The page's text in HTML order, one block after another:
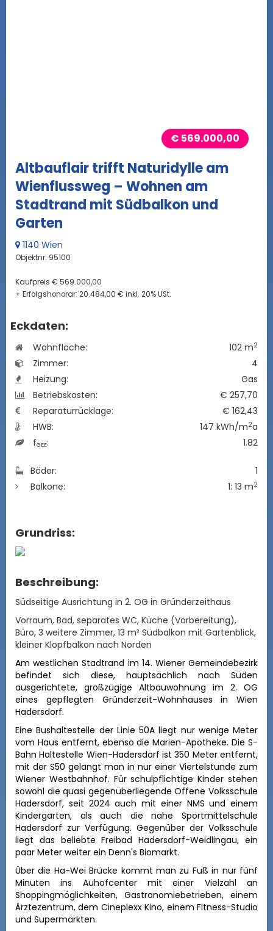
€ 569.000,00
Altbauflair trifft Naturidylle am
Wienflussweg – Wohnen am
Stadtrand mit Südbalkon und
Garten
1140 Wien
Objektnr: 95100
Kaufpreis € 569.000,00
+ Erfolgshonorar: 20.484,00 € inkl. 20% USt.
Eckdaten:
Wohnfläche: 102 m2
Zimmer:
4
Heizung:
Gas
Betriebskosten:
€ 257,70
Reparaturrücklage:
€ 162,43
HWB:
147 kWh/m2a
fGEE: 1.82
Bäder:
1
Balkone:
1: 13 m2
Grundriss:
Beschreibung:
Südseitige Ausrichtung in 2. OG in Gründerzeithaus
Vorraum, Bad, separates WC, Küche (Vorbereitung),
Büro, 3 weitere Zimmer, 13 m² Südbalkon mit Gartenblick,
kleiner Klopfbalkon nach Norden
Am westlichen Stadtrand im 14. Wiener Gemeindebezirk
befindet sich diese, hauptsächlich nach Süden
ausgerichtete, großzügige Altbauwohnung im 2. OG
eines gepflegten Gründerzeit-Wohnhauses in Wien
Hadersdorf.
Eine Bushaltestelle der Linie 50A liegt nur wenige Meter
vom Haus entfernt, ebenso die Marien-Apotheke. Die S-
Bahn Haltestelle Wien-Hadersdorf ist 350 Meter entfernt,
mit der S50 gelangt man in nur einer Viertelstunde zum
Wiener Westbahnhof. Für schulpflichtige Kinder stehen
sowohl die quasi gegenüberliegendeOffene Volksschule
Hadersdorf, seit 2024 auch mit einer NMS und einem
Kindergarten, als auch die nahe Sportmittelschule
Hadersdorf zur Verfügung. Gegenüber der Volksschule
liegt das beliebte Freibad Hadersdorf-Weidlingau, ein
paar Meter weiter ein Denn's Biomarkt.
Über die Ha-Wei Brücke kommt man zu Fuß in nur fünf
Minuten ins Auhofcenter mit einer Vielzahl an
Shoppingmöglichkeiten, Gastronomiebetrieben, einem
Ärztezentrum, dem Cineplexx Kino, einem Fitness-Studio
und Supermärkten.